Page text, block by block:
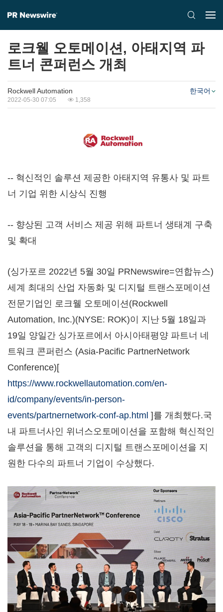
로크웰 오토메이션, 아태지역 파
트너 콘퍼런스 개최
Rockwell Automation
2022-05-30 07:05 1,358
한국어
-- 혁신적인 솔루션 제공한 아태지역 유통사 및 파트
너 기업 위한 시상식 진행
-- 향상된 고객 서비스 제공 위해 파트너 생태계 구축
및 확대
(싱가포르 2022년 5월 30일 PRNewswire=연합뉴스)
세계 최대의 산업 자동화 및 디지털 트랜스포메이션
전문기업인 로크웰 오토메이션(Rockwell
Automation, Inc.)(NYSE: ROK)이 지난 5월 18일과
19일 양일간 싱가포르에서 아시아태평양 파트너 네
트워크 콘퍼런스 (Asia-Pacific PartnerNetwork
Conference)[
https://www.rockwellautomation.com/en-
id/company/events/in-person-
events/partnernetwork-conf-ap.html ]를 개최했다.국
내 파트너사인 위너스오토메이션을 포함해 혁신적인
솔루션을 통해 고객의 디지털 트랜스포메이션을 지
원한 다수의 파트너 기업이 수상했다.